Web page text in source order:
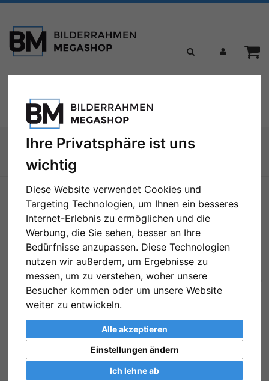
Ihre Privatsphäre ist uns
wichtig
Diese Website verwendet Cookies und
Targeting Technologien, um Ihnen ein besseres
Internet-Erlebnis zu ermöglichen und die
Werbung, die Sie sehen, besser an Ihre
Bedürfnisse anzupassen. Diese Technologien
nutzen wir außerdem, um Ergebnisse zu
messen, um zu verstehen, woher unsere
Besucher kommen oder um unsere Website
weiter zu entwickeln.
Alle akzeptieren
Ich lehne ab
Einstellungen ändern
navigation
Sie sind hier:
Zur Übersicht